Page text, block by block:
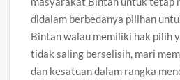
didalam berbedanya pilihan
Bintan walau memiliki hak pilih
tidak saling berselisih, mari
dan kesatuan dalam rangka